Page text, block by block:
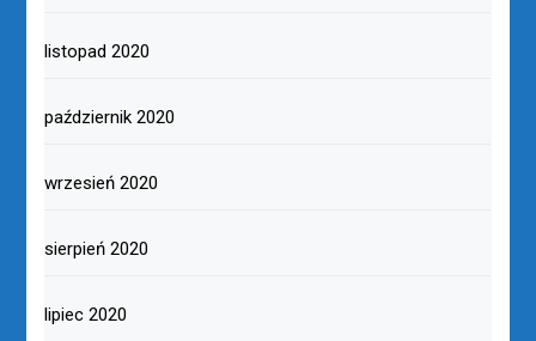
listopad 2020
październik 2020
wrzesień 2020
sierpień 2020
lipiec 2020